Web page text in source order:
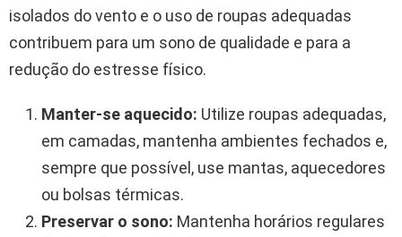
isolados do vento e o uso de roupas adequadas
contribuem para um sono de qualidade e para a
redução do estresse físico.
Manter-se aquecido: Utilize roupas adequadas,
em camadas, mantenha ambientes fechados e,
sempre que possível, use mantas, aquecedores
ou bolsas térmicas.
Preservar o sono: Mantenha horários regulares